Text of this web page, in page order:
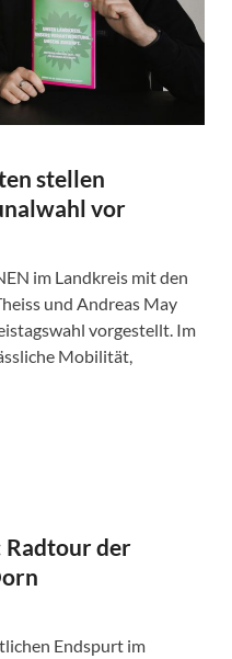
stellen
vor
im Landkreis mit den
und Andreas May
vorgestellt. Im
Mobilität,
Radtour der
Endspurt im